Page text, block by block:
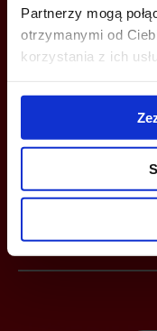
Partnerzy mogą
otrzymanymi od
korzystania z ich
+48 12 294 94 30
YOU CAN LEAVE YOUR
YOU